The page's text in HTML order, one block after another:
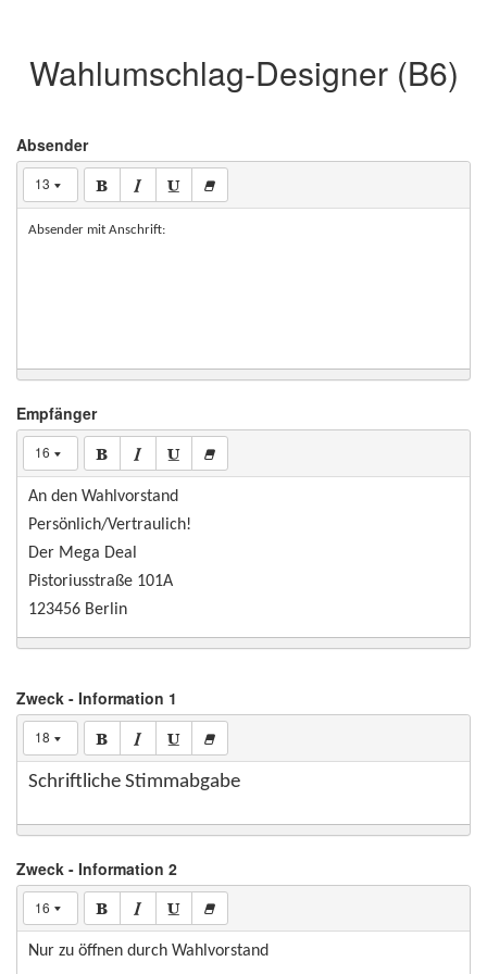
Wahlumschlag-Designer (B6)
Absender
13
Absender mit Anschrift:
Empfänger
16
An den Wahlvorstand
Persönlich/Vertraulich!
Der Mega Deal
Pistoriusstraße 101A
123456 Berlin
Zweck - Information 1
18
Schriftliche Stimmabgabe
Zweck - Information 2
16
Nur zu öffnen durch Wahlvorstand